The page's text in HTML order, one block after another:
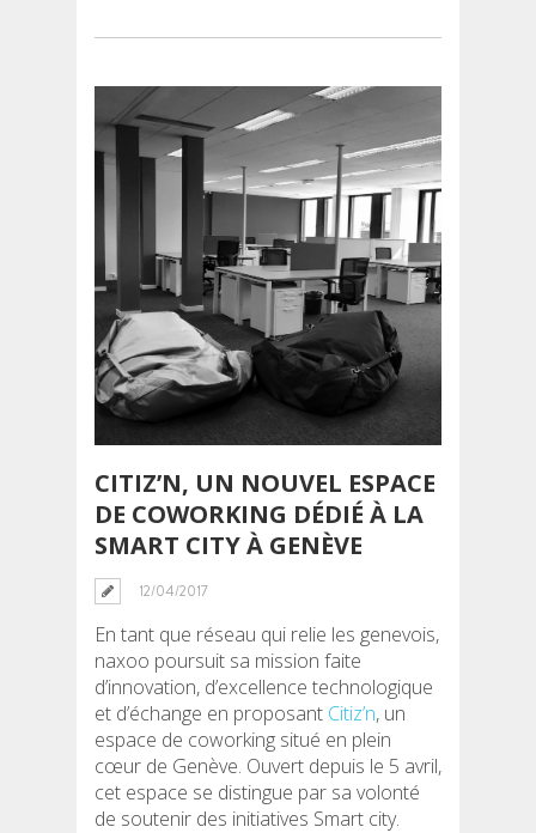
CITIZ’N, UN NOUVEL ESPACE
DE COWORKING DÉDIÉ À LA
SMART CITY À GENÈVE
12/04/2017
En tant que réseau qui relie les genevois,
naxoo poursuit sa mission faite
d’innovation, d’excellence technologique
et d’échange en proposant Citiz’n, un
espace de coworking situé en plein
cœur de Genève. Ouvert depuis le 5 avril,
cet espace se distingue par sa volonté
de soutenir des initiatives Smart city.